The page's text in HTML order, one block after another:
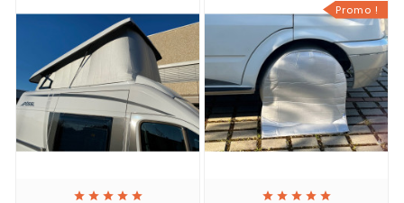
    
Promo !
    